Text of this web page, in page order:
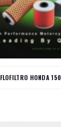
HONDA